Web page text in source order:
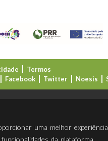
Termos
Facebook Twitter Noesis
uma melhor
da plataforma.